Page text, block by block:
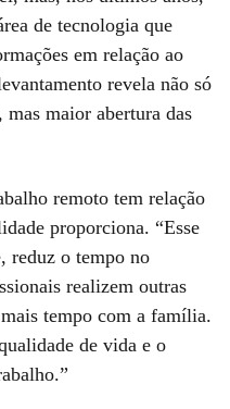
de tecnologia que
em relação ao
revela não só
maior abertura das
remoto tem relação
proporciona. “Esse
reduz o tempo no
realizem outras
tempo com a família.
de vida e o